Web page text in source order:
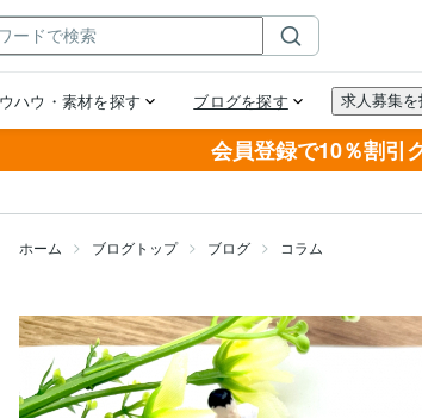
会員登録で10％割引
ホーム ブログトップ ブログ コラム